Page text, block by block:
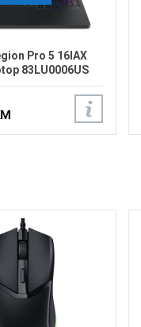
Pro 5 16IAX
83LU0006US